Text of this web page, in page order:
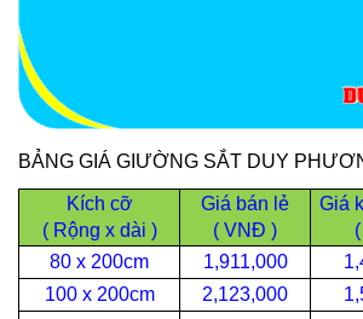
BẢNG GIÁ GIƯỜNG SẮT DUY
Kích cỡ
( Rộng x dài )
Giá bán lẻ
( VNĐ )
Giá
80 x 200cm
1,911,000
100 x 200cm
2,123,000